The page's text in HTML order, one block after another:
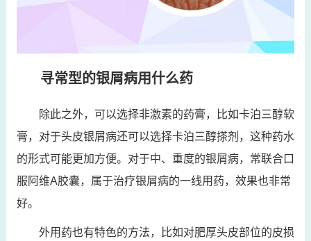
寻常型的银屑病用什么药
除此之外，可以选择非激素的药膏，比如卡泊三醇软
膏，对于头皮银屑病还可以选择卡泊三醇搽剂，这种药水
的形式可能更加方便。对于中、重度的银屑病，常联合口
服阿维A胶囊，属于治疗银屑病的一线用药，效果也非常
好。
外用药也有特色的方法，比如对肥厚头皮部位的皮损